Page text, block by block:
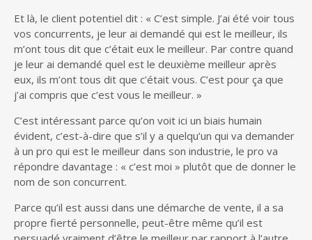
Et là, le client potentiel dit : « C’est simple. J’ai été voir tous
vos concurrents, je leur ai demandé qui est le meilleur, ils
m’ont tous dit que c’était eux le meilleur. Par contre quand
je leur ai demandé quel est le deuxième meilleur après
eux, ils m’ont tous dit que c’était vous. C’est pour ça que
j’ai compris que c’est vous le meilleur. »
C’est intéressant parce qu’on voit ici un biais humain
évident, c’est-à-dire que s’il y a quelqu’un qui va demander
à un pro qui est le meilleur dans son industrie, le pro va
répondre davantage : « c’est moi » plutôt que de donner le
nom de son concurrent.
Parce qu’il est aussi dans une démarche de vente, il a sa
propre fierté personnelle, peut-être même qu’il est